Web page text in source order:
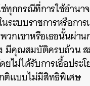
ทุกกรณีที่การใช้อำนา
ะบบราชการหรือการ
วกเขาหรือเธอนั้นผ่าน
มีคุณสมบัติครบถ้วน
ยไม่ได้รับการเอื้อประ
แบบไม่มีสิทธิพิเศษ